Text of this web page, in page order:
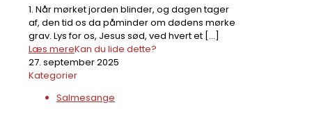
1. Når mørket jorden blinder, og dagen tager
af, den tid os da påminder om dødens mørke
grav. Lys for os, Jesus sød, ved hvert et […]
Kan du lide dette?
Læs mere
27. september 2025
Kategorier
Salmesange